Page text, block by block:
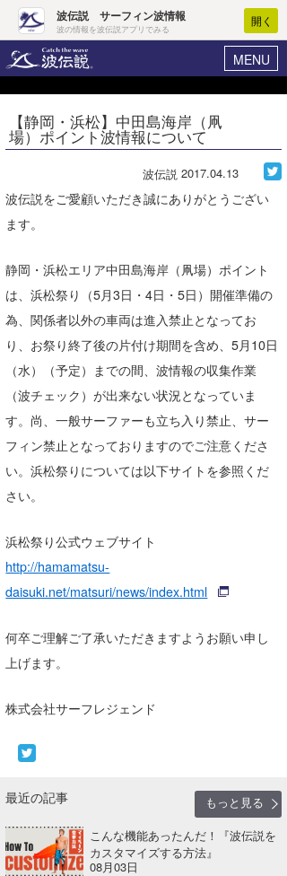
波伝説 サーフィン波情報
波の情報を波伝説アプリでみる
開く
MENU
ヘルプ マイホーム
ログイン
波情報･概況
気象情報
ニュース
サーフィンエリアガイド
今月のプレゼント
【静岡・浜松】中田島海岸（凧
場）ポイント波情報について
波伝説 2017.04.13
波伝説をご愛顧いただき誠にありがとうござい
ます。
静岡・浜松エリア中田島海岸（凧場）ポイント
は、浜松祭り（5月3日・4日・5日）開催準備の
為、関係者以外の車両は進入禁止となってお
り、お祭り終了後の片付け期間を含め、5月10日
（水）（予定）までの間、波情報の収集作業
（波チェック）が出来ない状況となっていま
す。尚、一般サーファーも立ち入り禁止、サー
フィン禁止となっておりますのでご注意くださ
い。浜松祭りについては以下サイトを参照くだ
さい。
浜松祭り公式ウェブサイト
http://hamamatsu-
daisuki.net/matsuri/news/index.html
何卒ご理解ご了承いただきますようお願い申し
上げます。
株式会社サーフレジェンド
最近の記事
もっと見る
こんな機能あったんだ！『波伝説を
カスタマイズする方法』
08月03日
Core Surf Japan
ファッション/グッズ
コラム
トラベル
ショップ情報
ショップ情報
湘南
千葉北
大阪
四国
沖縄
ウラナミ
お知らせ
その他
サーファーズ
ライター/寄稿メディア
Core Surf Japan
Naoya Kimoto
メディア